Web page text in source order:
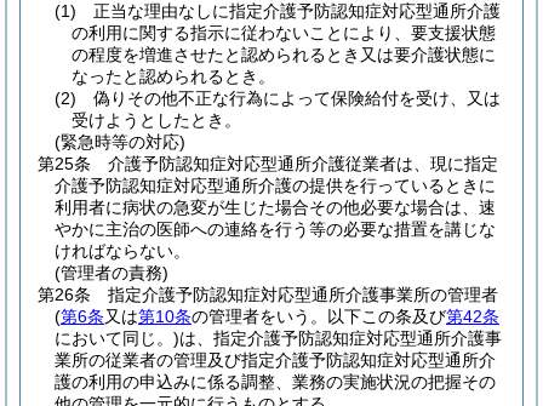
(1)
正当な理由なしに指定介護予防認知症対応型通所介護
の利用に関する指示に従わないことにより、要支援状態
の程度を増進させたと認められるとき又は要介護状態に
なったと認められるとき。
(2)
偽りその他不正な行為によって保険給付を受け、又は
受けようとしたとき。
(緊急時等の対応)
第25条
介護予防認知症対応型通所介護従業者は、現に指定
介護予防認知症対応型通所介護の提供を行っているときに
利用者に病状の急変が生じた場合その他必要な場合は、速
やかに主治の医師への連絡を行う等の必要な措置を講じな
ければならない。
(管理者の責務)
第26条
指定介護予防認知症対応型通所介護事業所の管理者
(第6条又は第10条の管理者をいう。以下この条及び第42条
において同じ。)は、指定介護予防認知症対応型通所介護事
業所の従業者の管理及び指定介護予防認知症対応型通所介
護の利用の申込みに係る調整、業務の実施状況の把握その